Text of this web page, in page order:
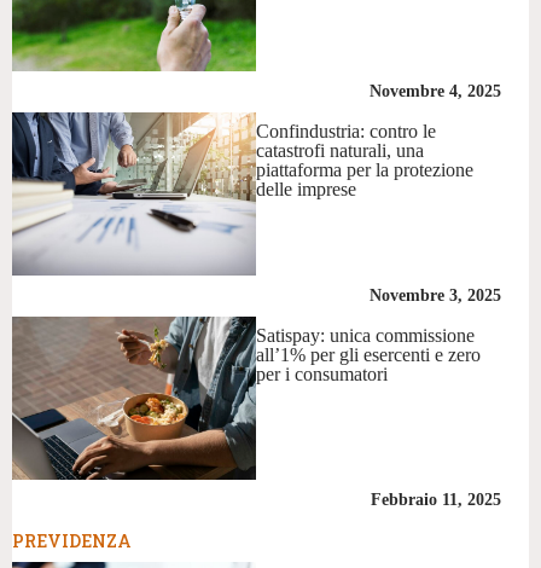
Novembre 4, 2025
Confindustria: contro le
catastrofi naturali, una
piattaforma per la protezione
delle imprese
Novembre 3, 2025
Satispay: unica commissione
all’1% per gli esercenti e zero
per i consumatori
Febbraio 11, 2025
PREVIDENZA